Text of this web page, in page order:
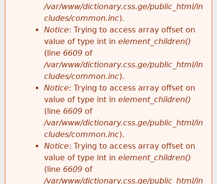
/var/www/dictionary.css.ge/public_html/in
cludes/common.inc).
Notice: Trying to access array offset on
value of type int in element_children()
(line 6609 of
/var/www/dictionary.css.ge/public_html/in
cludes/common.inc).
Notice: Trying to access array offset on
value of type int in element_children()
(line 6609 of
/var/www/dictionary.css.ge/public_html/in
cludes/common.inc).
Notice: Trying to access array offset on
value of type int in element_children()
(line 6609 of
/var/www/dictionary.css.ge/public_html/in